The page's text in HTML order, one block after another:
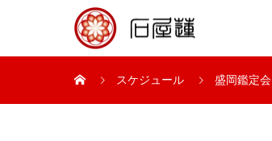
スケジュール 盛岡鑑定会